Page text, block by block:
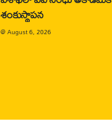
శంకుస్థాపన
@August 6, 2026